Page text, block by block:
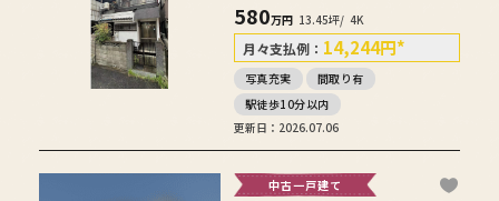
580万円 13.45坪/ 4K
月々支払例： 14,244円*
写真充実
間取り有
駅徒歩10分以内
更新日：2026.07.06
中古一戸建て